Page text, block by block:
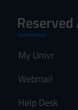
Reserved
My Univr
Webmail
Help Desk